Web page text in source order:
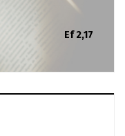
Ef 2,17